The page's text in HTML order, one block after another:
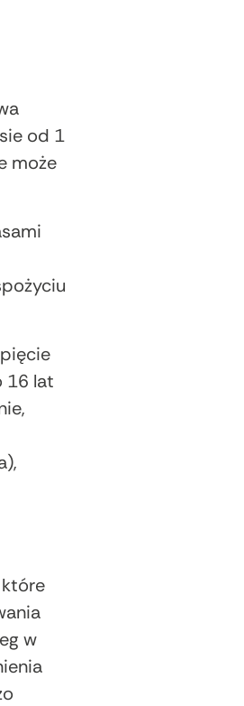
od 1
może
16 lat
w